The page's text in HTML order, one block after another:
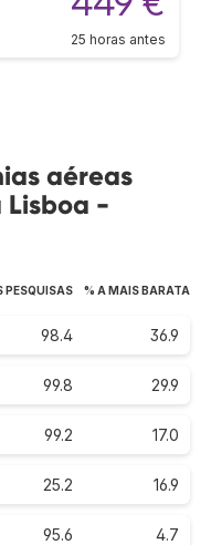
25 horas antes
aéreas
Lisboa -
PESQUISAS % A MAIS BARATA
98.4 36.9
99.8 29.9
99.2 17.0
25.2 16.9
95.6 4.7